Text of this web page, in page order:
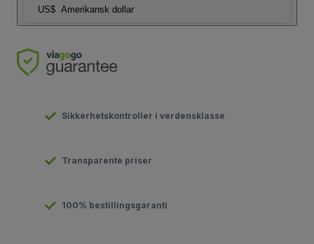
US$ Amerikansk dollar
Sikkerhetskontroller i verdensklasse
Transparente priser
100% bestillingsgaranti